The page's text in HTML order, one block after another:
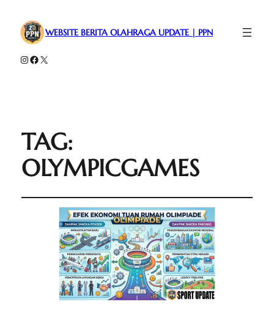
WEBSITE BERITA OLAHRAGA UPDATE | PPN
Instagram
Facebook
X
TAG:
OLYMPICGAMES